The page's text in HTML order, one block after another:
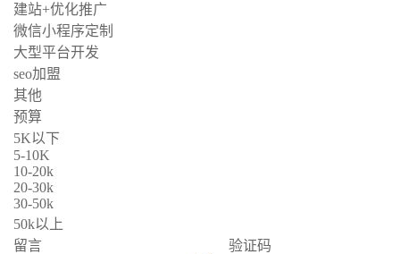
建站+优化推广
微信小程序定制
大型平台开发
seo加盟
其他
预算
5K以下
5-10K
10-20k
20-30k
30-50k
50k以上
留言
验证码